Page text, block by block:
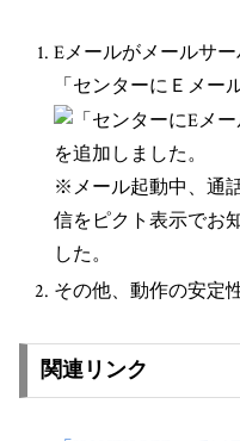
Eメールがメールサ
「センターにＥメー
を追加しました。
※メール起動中、通
信をピクト表示でお
した。
その他、動作の安定
関連リンク